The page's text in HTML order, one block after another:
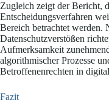
Zugleich zeigt der Bericht,
Entscheidungsverfahren
Bereich betrachtet werden.
Datenschutzverstößen
Aufmerksamkeit
algorithmischer Prozesse
Betroffenenrechten in
Fazit